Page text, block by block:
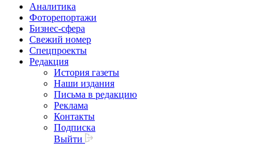
Аналитика
Фоторепортажи
Бизнес-сфера
Свежий номер
Спецпроекты
Редакция
История газеты
Наши издания
Письма в редакцию
Реклама
Контакты
Подписка
Выйти